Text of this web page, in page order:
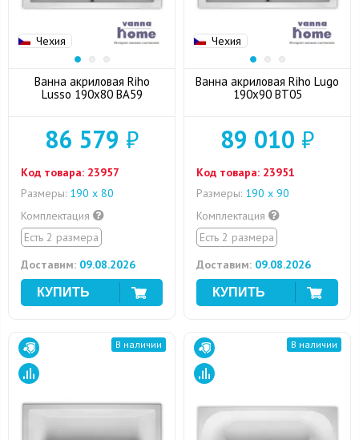
Чехия
Ванна акриловая Riho
Lusso 190x80 BA59
86 579 ₽
Код товара: 23957
Размеры: 190 x 80
Комплектация
Есть 2 размера
Доставим: 09.08.2026
Чехия
Ванна акриловая Riho Lugo
190x90 BT05
89 010 ₽
Код товара: 23951
Размеры: 190 х 90
Комплектация
Есть 2 размера
Доставим: 09.08.2026
В наличии В наличии